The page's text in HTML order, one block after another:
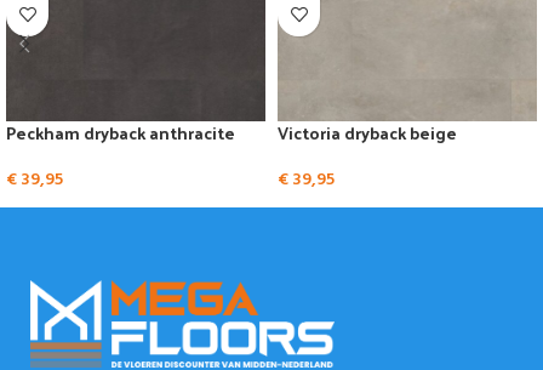
Peckham dryback anthracite
€39,95
Victoria dryback beige
€39,95